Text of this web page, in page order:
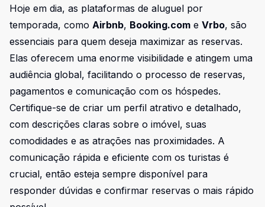
Hoje em dia, as plataformas de aluguel por
temporada, como Airbnb, Booking.com e Vrbo, são
essenciais para quem deseja maximizar as reservas.
Elas oferecem uma enorme visibilidade e atingem uma
audiência global, facilitando o processo de reservas,
pagamentos e comunicação com os hóspedes.
Certifique-se de criar um perfil atrativo e detalhado,
com descrições claras sobre o imóvel, suas
comodidades e as atrações nas proximidades. A
comunicação rápida e eficiente com os turistas é
crucial, então esteja sempre disponível para
responder dúvidas e confirmar reservas o mais rápido